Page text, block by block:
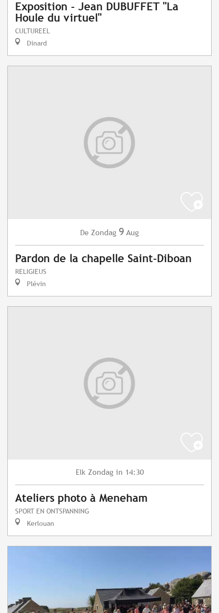
Exposition - Jean DUBUFFET "La
Houle du virtuel"
CULTUREEL
Dinard
De Zondag 9 Aug
Pardon de la chapelle Saint-Diboan
RELIGIEUS
Plévin
Elk Zondag in 14:30
Ateliers photo à Meneham
SPORT EN ONTSPANNING
Kerlouan